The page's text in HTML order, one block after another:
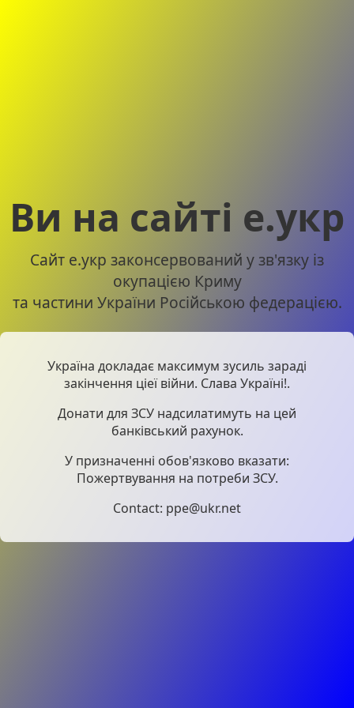
Ви на сайті е.укр
Сайт е.укр законсервований у зв'язку із
окупацією Криму
та частини України Російською федерацією.
Україна докладає максимум зусиль зараді
закінчення ціеї війни. Слава Україні!.
Донати для ЗСУ надсилатимуть на цей
банківський рахунок.
У призначенні обов'язково вказати:
Пожертвування на потреби ЗСУ.
Contact: ppe@ukr.net